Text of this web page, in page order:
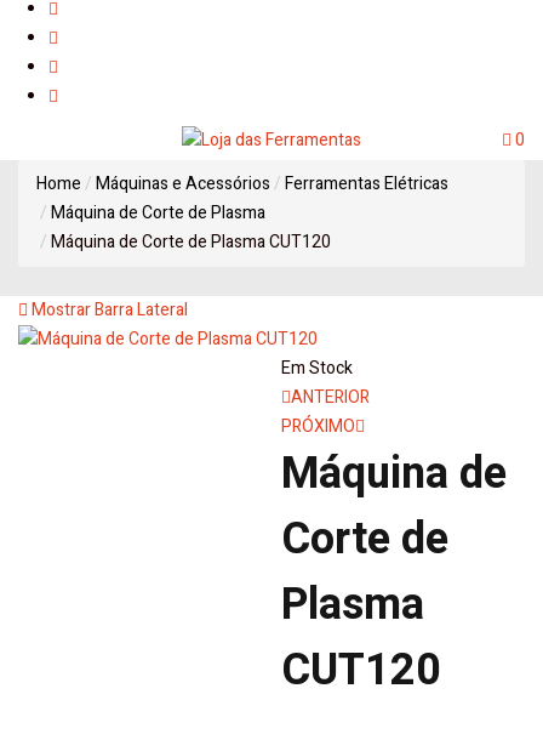
0
Home
Máquinas e Acessórios
Ferramentas Elétricas
Máquina de Corte de Plasma
Máquina de Corte de Plasma CUT120
Mostrar Barra Lateral
Em Stock
Navegação
de
artigos
ANTERIOR
PRÓXIMO
Máquina de
Corte de
Plasma
CUT120